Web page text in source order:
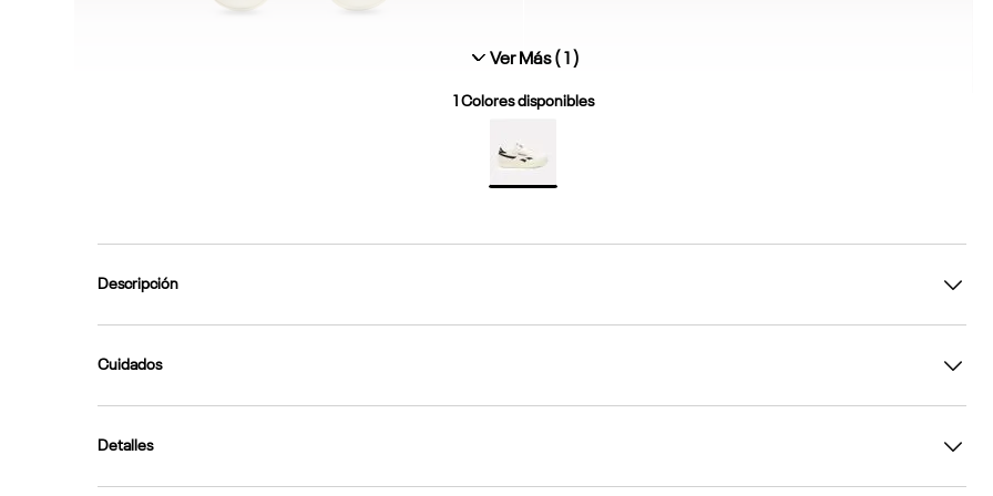
Ver Más ( 1)
Colores disponibles
Descripción
Cuidados
Detalles